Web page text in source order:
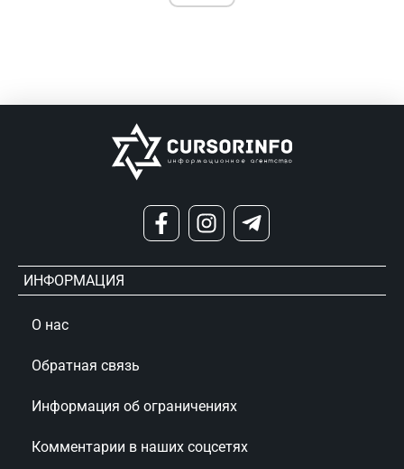
ИНФОРМАЦИЯ
О нас
Обратная связь
Информация об ограничениях
Комментарии в наших соцсетях